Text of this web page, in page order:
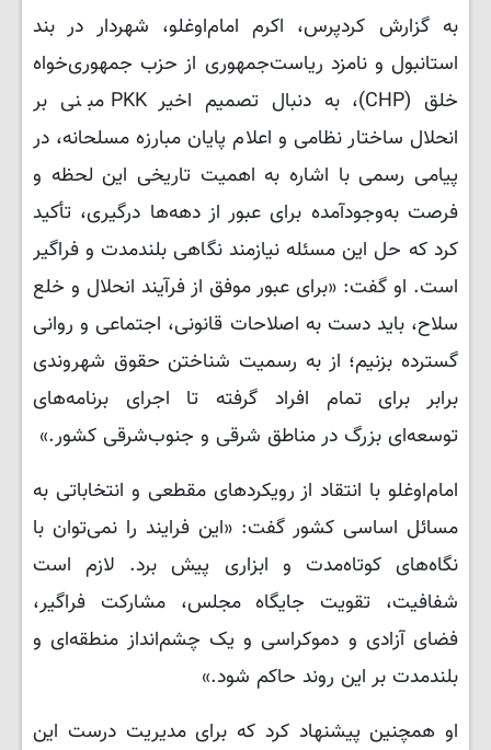
به گزارش کردپرس، اکرم امام‌اوغلو، شهردار در بند
استانبول و نامزد ریاست‌جمهوری از حزب جمهوری‌خواه
خلق (CHP)، به دنبال تصمیم اخیر PKK مبنی بر
انحلال ساختار نظامی و اعلام پایان مبارزه مسلحانه، در
پیامی رسمی با اشاره به اهمیت تاریخی این لحظه و
فرصت به‌وجودآمده برای عبور از دهه‌ها درگیری، تأکید
کرد که حل این مسئله نیازمند نگاهی بلندمدت و فراگیر
است. او گفت: «برای عبور موفق از فرآیند انحلال و خلع
سلاح، باید دست به اصلاحات قانونی، اجتماعی و روانی
گسترده بزنیم؛ از به رسمیت شناختن حقوق شهروندی
برابر برای تمام افراد گرفته تا اجرای برنامه‌های
توسعه‌ای بزرگ در مناطق شرقی و جنوب‌شرقی کشور.»
امام‌اوغلو با انتقاد از رویکردهای مقطعی و انتخاباتی به
مسائل اساسی کشور گفت: «این فرایند را نمی‌توان با
نگاه‌های کوتاه‌مدت و ابزاری پیش برد. لازم است
شفافیت، تقویت جایگاه مجلس، مشارکت فراگیر،
فضای آزادی و دموکراسی و یک چشم‌انداز منطقه‌ای و
بلندمدت بر این روند حاکم شود.»
او همچنین پیشنهاد کرد که برای مدیریت درست این